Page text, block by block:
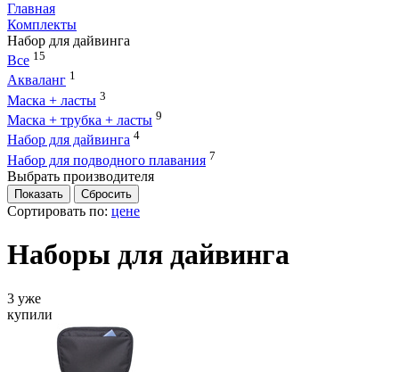
Главная
Комплекты
Набор для дайвинга
Все 15
Акваланг 1
Маска + ласты 3
Маска + трубка + ласты 9
Набор для дайвинга 4
Набор для подводного плавания 7
Выбрать производителя
Сортировать по: цене
Наборы для дайвинга
3 уже
купили